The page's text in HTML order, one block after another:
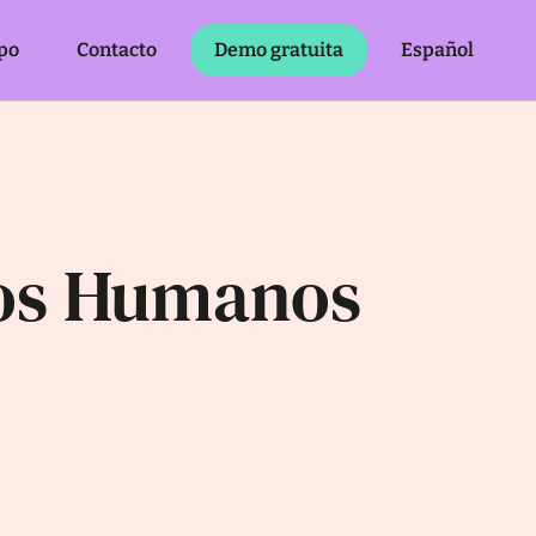
Contacto Demo gratuita Español
Humanos